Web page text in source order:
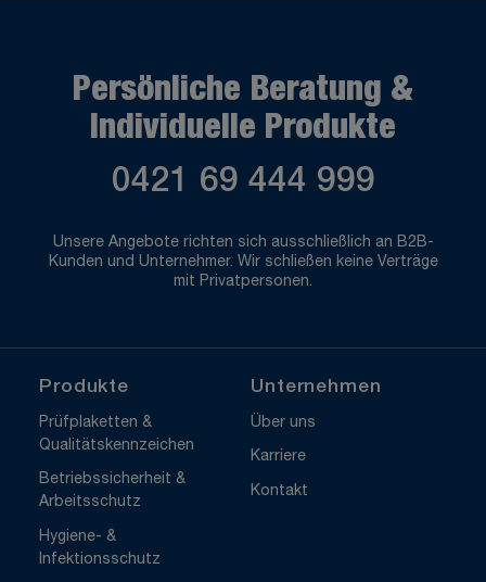
Persönliche Beratung &
Individuelle Produkte
0421 69 444 999
Unsere Angebote richten sich ausschließlich an B2B-
Kunden und Unternehmer. Wir schließen keine Verträge
mit Privatpersonen.
Produkte
Prüfplaketten &
Qualitätskennzeichen
Betriebssicherheit &
Arbeitsschutz
Hygiene- &
Infektionsschutz
Unternehmen
Über uns
Karriere
Kontakt